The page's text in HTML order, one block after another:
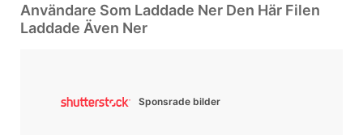
Användare Som Laddade Ner Den Här Filen
Laddade Även Ner
Sponsrade bilder